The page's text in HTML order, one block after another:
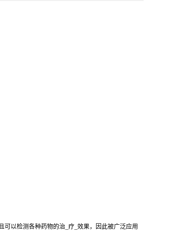
以检测各种药物的治_疗_效果，因此被广泛应用